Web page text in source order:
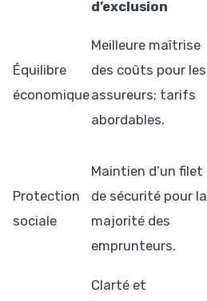
d’exclusion
Équilibre
économique
Meilleure maîtrise
des coûts pour les
assureurs; tarifs
abordables.
Protection
sociale
Maintien d’un filet
de sécurité pour la
majorité des
emprunteurs.
Clarté et